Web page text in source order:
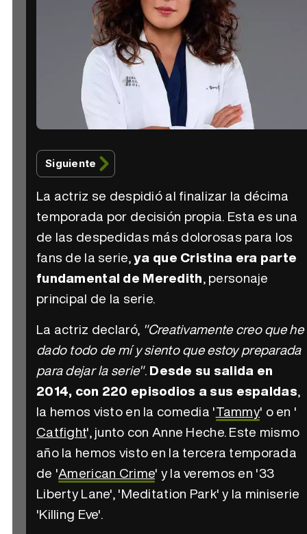
Siguiente
La actriz se despidió al finalizar la décima
temporada por decisión propia. Esta es una
de las despedidas más dolorosas para los
fans de la serie,ya que Cristina era parte
fundamental de Meredith, personaje
principal de la serie.
La actriz declaró, "Creativamente creo que he
dado todo de mí y siento que estoy preparada
para dejar la serie".Desde su salida en
2014, con 220 episodios a sus espaldas,
la hemos visto en la comedia 'Tammy' o en '
Catfight', junto con Anne Heche. Este mismo
año la hemos visto en la tercera temporada
de 'American Crime' y la veremos en '33
Liberty Lane', 'Meditation Park' y la miniserie
'Killing Eve'.